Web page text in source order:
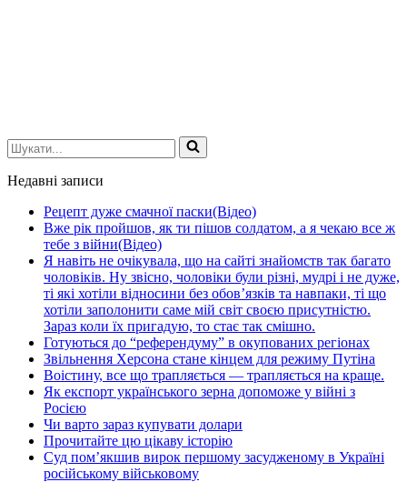
Шукати...
Недавні записи
Рецепт дуже смачної паски(Відео)
Вже рік пройшов, як ти пішов солдатом, а я чекаю все ж
тебе з війни(Відео)
Я навіть не очікувала, що на сайті знайомств так багато
чоловіків. Ну звісно, чоловіки були різні, мудрі і не дуже,
ті які хотіли відносини без обов’язків та навпаки, ті що
хотіли заполонити саме мій світ своєю присутністю.
Зараз коли їх пригадую, то стає так смішно.
Готуються до “референдуму” в окупованих регіонах
Звільнення Херсона стане кінцем для режиму Путіна
Воістину, все що трапляється — трапляється на краще.
Як експорт українського зерна допоможе у війні з
Росією
Чи варто зараз купувати долари
Прочитайте цю цікаву історію
Суд пом’якшив вирок першому засудженому в Україні
російському військовому